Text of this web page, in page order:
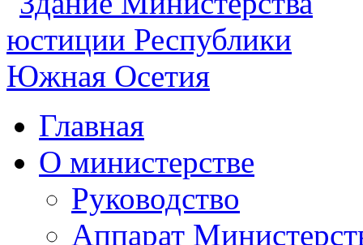
Главная
О министерстве
Руководство
Аппарат